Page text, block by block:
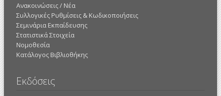
Ανακοινώσεις / Νέα
Συλλογικές Ρυθμίσεις & Κωδικοποιήσεις
Σεμινάρια Εκπαίδευσης
Στατιστικά Στοιχεία
Νομοθεσία
Κατάλογος Βιβλιοθήκης
Εκδόσεις